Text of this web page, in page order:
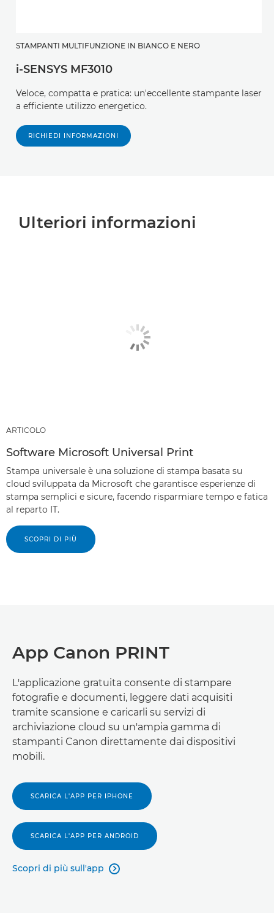
STAMPANTI MULTIFUNZIONE IN BIANCO E NERO
i-SENSYS MF3010
Veloce, compatta e pratica: un'eccellente stampante laser
a efficiente utilizzo energetico.
RICHIEDI INFORMAZIONI
Ulteriori informazioni
ARTICOLO
Software Microsoft Universal Print
Stampa universale è una soluzione di stampa basata su
cloud sviluppata da Microsoft che garantisce esperienze di
stampa semplici e sicure, facendo risparmiare tempo e fatica
al reparto IT.
SCOPRI DI PIÙ
App Canon PRINT
L'applicazione gratuita consente di stampare
fotografie e documenti, leggere dati acquisiti
tramite scansione e caricarli su servizi di
archiviazione cloud su un'ampia gamma di
stampanti Canon direttamente dai dispositivi
mobili.
SCARICA L'APP PER IPHONE
SCARICA L'APP PER ANDROID
Scopri di più sull'app 